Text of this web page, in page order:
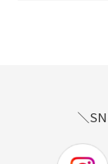
＼